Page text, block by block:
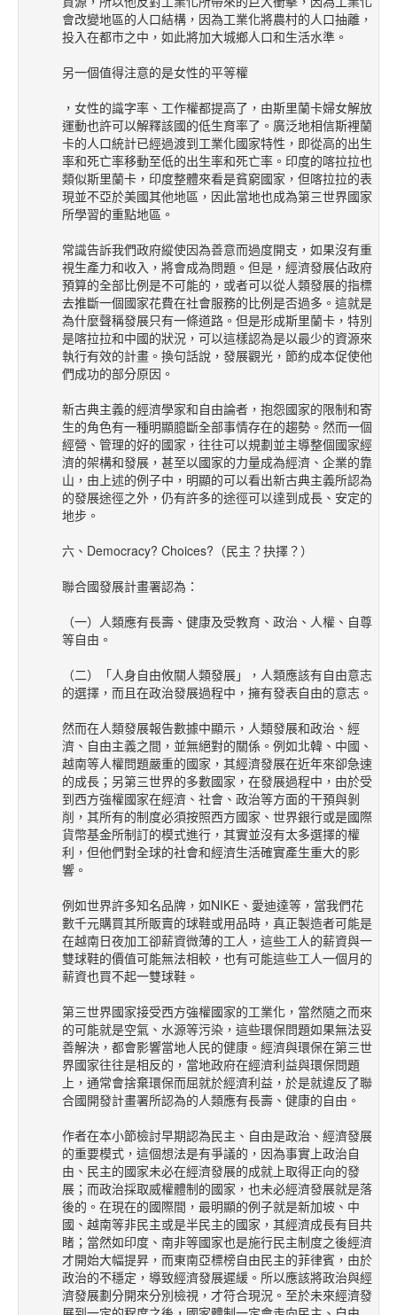
會改變地區的人口結構，因為工業化將農村的人口抽離，
投入在都市之中，如此將加大城鄉人口和生活水準。
另一個值得注意的是女性的平等權
，女性的識字率、工作權都提高了，由斯里蘭卡婦女解放
運動也許可以解釋該國的低生育率了。廣泛地相信斯裡蘭
卡的人口統計已經過渡到工業化國家特性，即從高的出生
率和死亡率移動至低的出生率和死亡率。印度的喀拉拉也
類似斯里蘭卡，印度整體來看是貧窮國家，但喀拉拉的表
現並不亞於美國其他地區，因此當地也成為第三世界國家
所學習的重點地區。
常識告訴我們政府縱使因為善意而過度開支，如果沒有重
視生產力和收入，將會成為問題。但是，經濟發展佔政府
預算的全部比例是不可能的，或者可以從人類發展的指標
去推斷一個國家花費在社會服務的比例是否過多。這就是
為什麼聲稱發展只有一條道路。但是形成斯里蘭卡，特別
是喀拉拉和中國的狀況，可以這樣認為是以最少的資源來
執行有效的計畫。換句話說，發展觀光，節約成本促使他
們成功的部分原因。
新古典主義的經濟學家和自由論者，抱怨國家的限制和寄
生的角色有一種明顯臆斷全部事情存在的趨勢。然而一個
經營、管理的好的國家，往往可以規劃並主導整個國家經
濟的架構和發展，甚至以國家的力量成為經濟、企業的靠
山，由上述的例子中，明顯的可以看出新古典主義所認為
的發展途徑之外，仍有許多的途徑可以達到成長、安定的
地步。
六、Democracy? Choices?（民主？抉擇？）
聯合國發展計畫署認為：
（一）人類應有長壽、健康及受教育、政治、人權、自尊
等自由。
（二）「人身自由攸關人類發展」，人類應該有自由意志
的選擇，而且在政治發展過程中，擁有發表自由的意志。
然而在人類發展報告數據中顯示，人類發展和政治、經
濟、自由主義之間，並無絕對的關係。例如北韓、中國、
越南等人權問題嚴重的國家，其經濟發展在近年來卻急速
的成長；另第三世界的多數國家，在發展過程中，由於受
到西方強權國家在經濟、社會、政治等方面的干預與剝
削，其所有的制度必須按照西方國家、世界銀行或是國際
貨幣基金所制訂的模式進行，其實並沒有太多選擇的權
利，但他們對全球的社會和經濟生活確實產生重大的影
響。
例如世界許多知名品牌，如NIKE、愛迪達等，當我們花
數千元購買其所販賣的球鞋或用品時，真正製造者可能是
在越南日夜加工卻薪資微薄的工人，這些工人的薪資與一
雙球鞋的價值可能無法相較，也有可能這些工人一個月的
薪資也買不起一雙球鞋。
第三世界國家接受西方強權國家的工業化，當然隨之而來
的可能就是空氣、水源等污染，這些環保問題如果無法妥
善解決，都會影響當地人民的健康。經濟與環保在第三世
界國家往往是相反的，當地政府在經濟利益與環保問題
上，通常會捨棄環保而屈就於經濟利益，於是就違反了聯
合國開發計畫署所認為的人類應有長壽、健康的自由。
作者在本小節檢討早期認為民主、自由是政治、經濟發展
的重要模式，這個想法是有爭議的，因為事實上政治自
由、民主的國家未必在經濟發展的成就上取得正向的發
展；而政治採取威權體制的國家，也未必經濟發展就是落
後的。在現在的國際間，最明顯的例子就是新加坡、中
國、越南等非民主或是半民主的國家，其經濟成長有目共
睹；當然如印度、南非等國家也是施行民主制度之後經濟
才開始大幅提昇，而東南亞標榜自由民主的菲律賓，由於
政治的不穩定，導致經濟發展遲緩。所以應該將政治與經
濟發展劃分開來分別檢視，才符合現況。至於未來經濟發